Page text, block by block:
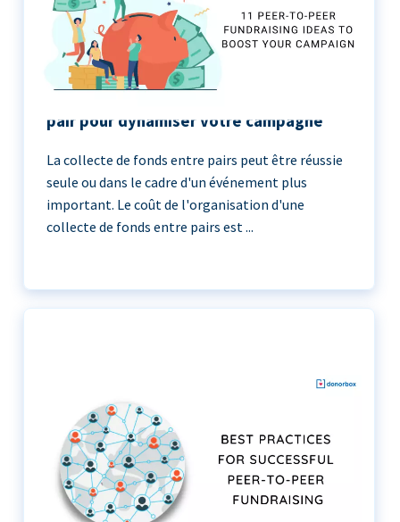
pair pour dynamiser votre campagne
La collecte de fonds entre pairs peut être réussie
seule ou dans le cadre d'un événement plus
important. Le coût de l'organisation d'une
collecte de fonds entre pairs est ...